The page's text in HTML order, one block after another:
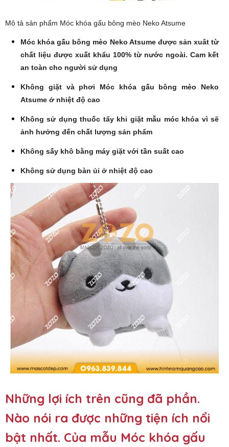
Mô tả sản phẩm Móc khóa gấu bông mèo Neko Atsume
Móc khóa gấu bông mèo Neko Atsume được sản xuât từ
chất liệu được xuất khẩu 100% từ nước ngoài. Cam kết
an toàn cho người sử dụng
Không giặt và phơi Móc khóa gấu bông mèo Neko
Atsume ở nhiệt độ cao
Không sử dụng thuốc tẩy khi giặt mẫu móc khóa vì sẽ
ảnh hưởng đến chất lượng sản phẩm
Không sấy khô bằng máy giặt với tần suất cao
Không sử dụng bàn ủi ở nhiệt độ cao
Những lợi ích trên cũng đã phần.
Nào nói ra được những tiện ích nổi
bật nhất. Của mẫu Móc khóa gấu